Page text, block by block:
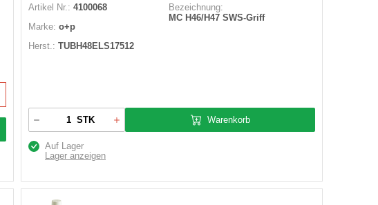
Artikel Nr.: 4100068
Marke: o+p
Herst.: TUBH48ELS17512
Bezeichnung:
MC H46/H47 SWS-Griff
STK Warenkorb
Auf Lager
Lager anzeigen